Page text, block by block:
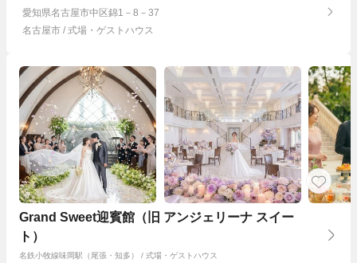
愛知県名古屋市中区錦1－8－37
名古屋市 / 式場・ゲストハウス
Grand Sweet迎賓館（旧 アンジェリーナ スイー
ト）
名鉄小牧線味岡駅（尾張・知多） / 式場・ゲストハウス